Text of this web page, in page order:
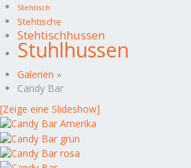
Stehtisch
Stehtische
Stehtischhussen
Stuhlhussen
Galerien »
Candy Bar
[Zeige eine Slideshow]